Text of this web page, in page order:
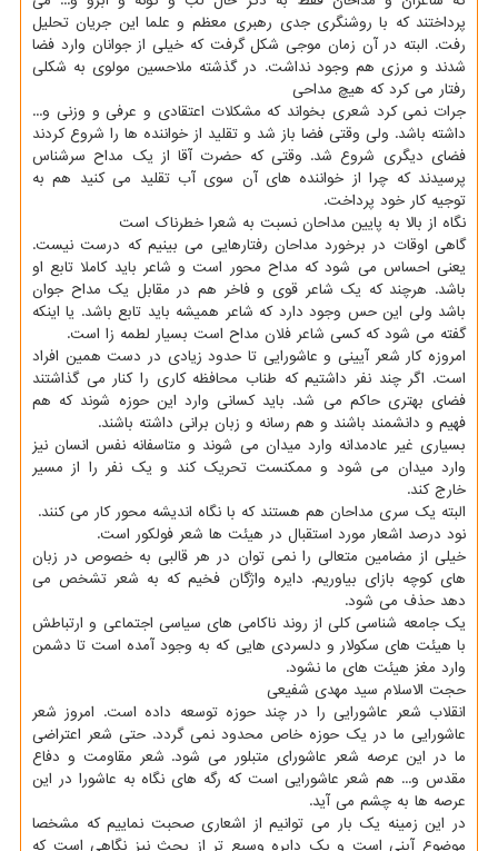
پرداختند که با روشنگری جدی رهبری معظم و علما این جریان تحلیل
رفت. البته در آن زمان موجی شکل گرفت که خیلی از جوانان وارد فضا
شدند و مرزی هم وجود نداشت. در گذشته ملاحسین مولوی به شکلی
رفتار می کرد که هیچ مداحی
جرات نمی کرد شعری بخواند که مشکلات اعتقادی و عرفی و وزنی و...
داشته باشد. ولی وقتی فضا باز شد و تقلید از خواننده ها را شروع کردند
فضای دیگری شروع شد. وقتی که حضرت آقا از یک مداح سرشناس
پرسیدند که چرا از خواننده های آن سوی آب تقلید می کنید هم به
توجیه کار خود پرداخت.
نگاه از بالا به پایین مداحان نسبت به شعرا خطرناک است
گاهی اوقات در برخورد مداحان رفتارهایی می بینیم که درست نیست.
یعنی احساس می شود که مداح محور است و شاعر باید کاملا تابع او
باشد. هرچند که یک شاعر قوی و فاخر هم در مقابل یک مداح جوان
باشد ولی این حس وجود دارد که شاعر همیشه باید تابع باشد. یا اینکه
گفته می شود که کسی شاعر فلان مداح است بسیار لطمه زا است.
امروزه کار شعر آیینی و عاشورایی تا حدود زیادی در دست همین افراد
است. اگر چند نفر داشتیم که طناب محافظه کاری را کنار می گذاشتند
فضای بهتری حاکم می شد. باید کسانی وارد این حوزه شوند که هم
فهیم و دانشمند باشند و هم رسانه و زبان برانی داشته باشند.
بسیاری غیر عادمدانه وارد میدان می شوند و متاسفانه نفس انسان نیز
وارد میدان می شود و ممکنست تحریک کند و یک نفر را از مسیر
خارج کند.
البته یک سری مداحان هم هستند که با نگاه اندیشه محور کار می کنند.
نود درصد اشعار مورد استقبال در هیئت ها شعر فولکور است.
خیلی از مضامین متعالی را نمی توان در هر قالبی به خصوص در زبان
های کوچه بازای بیاوریم. دایره واژگان فخیم که به شعر تشخص می
دهد حذف می شود.
یک جامعه شناسی کلی از روند ناکامی های سیاسی اجتماعی و ارتباطش
با هیئت های سکولار و دلسردی هایی که به وجود آمده است تا دشمن
وارد مغز هیئت های ما نشود.
حجت الاسلام سید مهدی شفیعی
انقلاب شعر عاشورایی را در چند حوزه توسعه داده است. امروز شعر
عاشورایی ما در یک حوزه خاص محدود نمی گردد. حتی شعر اعتراضی
ما در این عرصه شعر عاشورای متبلور می شود. شعر مقاومت و دفاع
مقدس و... هم شعر عاشورایی است که رگه های نگاه به عاشورا در این
عرصه ها به چشم می آید.
در این زمینه یک بار می توانیم از اشعاری صحبت نماییم که مشخصا
موضوع آینی است و یک دایره وسیع تر از بحث نیز نگاهی است که